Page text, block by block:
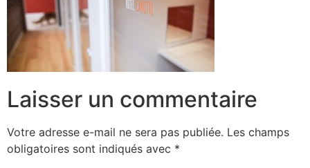
Laisser un commentaire
Votre adresse e-mail ne sera pas publiée. Les champs
obligatoires sont indiqués avec *